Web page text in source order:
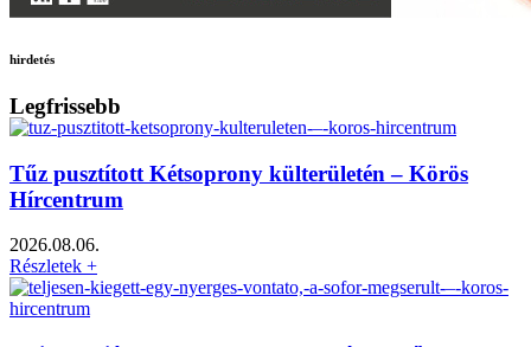
hirdetés
Legfrissebb
Tűz pusztított Kétsoprony külterületén – Körös
Hírcentrum
2026.08.06.
Részletek +